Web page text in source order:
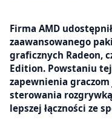
Firma AMD
zaawansowanego
graficznych Radeon,
Edition. Powstaniu
zapewnienia graczom
sterowania
lepszej łączności ze